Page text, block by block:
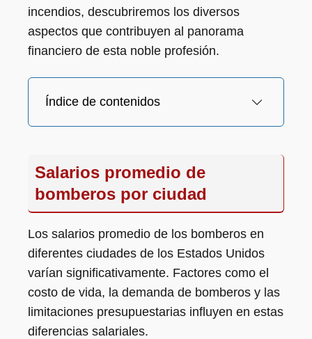
incendios, descubriremos los diversos
aspectos que contribuyen al panorama
financiero de esta noble profesión.
Índice de contenidos
Salarios promedio de
bomberos por ciudad
Los salarios promedio de los bomberos en
diferentes ciudades de los Estados Unidos
varían significativamente. Factores como el
costo de vida, la demanda de bomberos y las
limitaciones presupuestarias influyen en estas
diferencias salariales.